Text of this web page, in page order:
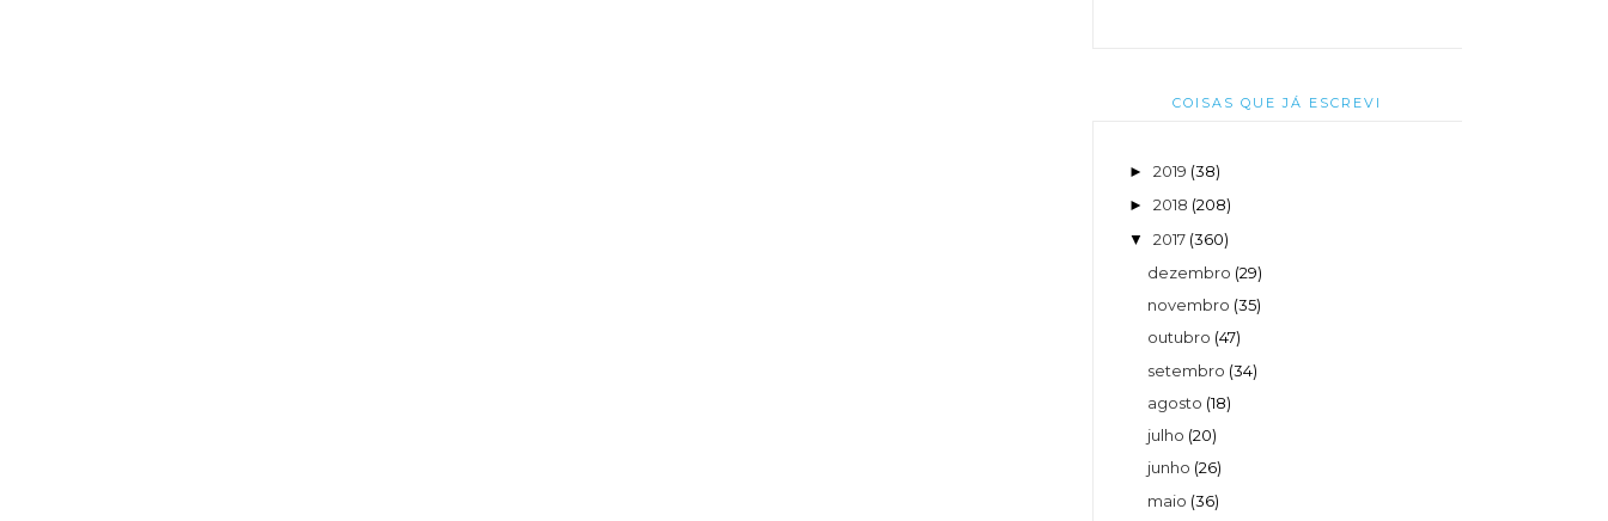
COISAS QUE JÁ ESCREVI
► 2019 (38)
► 2018 (208)
▼ 2017 (360)
dezembro (29)
novembro (35)
outubro (47)
setembro (34)
agosto (18)
julho (20)
junho (26)
maio (36)